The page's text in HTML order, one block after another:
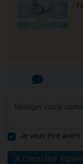
Je veux être
A consulter